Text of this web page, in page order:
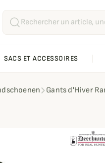
SACS ET ACCESSOIRES
Gants d'Hiver